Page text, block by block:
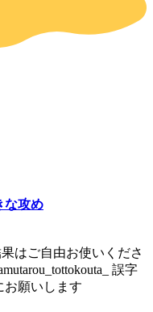
な攻め
ご自由お使いくださ
誤字
お願いします